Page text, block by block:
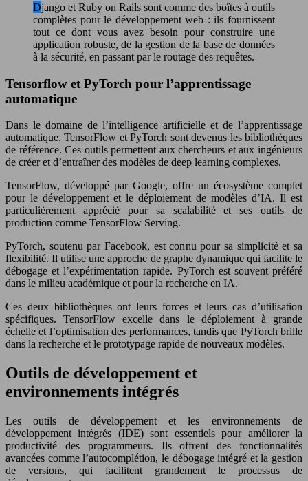
Django et Ruby on Rails sont comme des boîtes à outils
complètes pour le développement web : ils fournissent
tout ce dont vous avez besoin pour construire une
application robuste, de la gestion de la base de données
à la sécurité, en passant par le routage des requêtes.
Tensorflow et PyTorch pour l’apprentissage
automatique
Dans le domaine de l’intelligence artificielle et de l’apprentissage
automatique, TensorFlow et PyTorch sont devenus les bibliothèques
de référence. Ces outils permettent aux chercheurs et aux ingénieurs
de créer et d’entraîner des modèles de deep learning complexes.
TensorFlow, développé par Google, offre un écosystème complet
pour le développement et le déploiement de modèles d’IA. Il est
particulièrement apprécié pour sa scalabilité et ses outils de
production comme TensorFlow Serving.
PyTorch, soutenu par Facebook, est connu pour sa simplicité et sa
flexibilité. Il utilise une approche de graphe dynamique qui facilite le
débogage et l’expérimentation rapide. PyTorch est souvent préféré
dans le milieu académique et pour la recherche en IA.
Ces deux bibliothèques ont leurs forces et leurs cas d’utilisation
spécifiques. TensorFlow excelle dans le déploiement à grande
échelle et l’optimisation des performances, tandis que PyTorch brille
dans la recherche et le prototypage rapide de nouveaux modèles.
Outils de développement et
environnements intégrés
Les outils de développement et les environnements de
développement intégrés (IDE) sont essentiels pour améliorer la
productivité des programmeurs. Ils offrent des fonctionnalités
avancées comme l’autocomplétion, le débogage intégré et la gestion
de versions, qui facilitent grandement le processus de